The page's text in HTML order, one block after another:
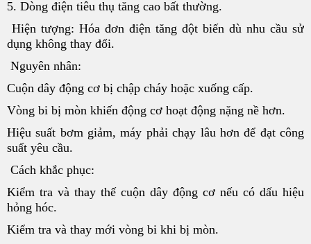
5. Dòng điện tiêu thụ tăng cao bất thường.
Hiện tượng: Hóa đơn điện tăng đột biến dù nhu cầu sử
dụng không thay đổi.
Nguyên nhân:
Cuộn dây động cơ bị chập cháy hoặc xuống cấp.
Vòng bi bị mòn khiến động cơ hoạt động nặng nề hơn.
Hiệu suất bơm giảm, máy phải chạy lâu hơn để đạt công
suất yêu cầu.
Cách khắc phục:
Kiểm tra và thay thế cuộn dây động cơ nếu có dấu hiệu
hỏng hóc.
Kiểm tra và thay mới vòng bi khi bị mòn.